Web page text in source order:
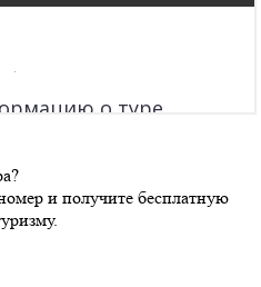
и получите бесплатную